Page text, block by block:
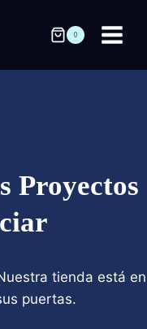
0
Proyectos
tienda está en
puertas.